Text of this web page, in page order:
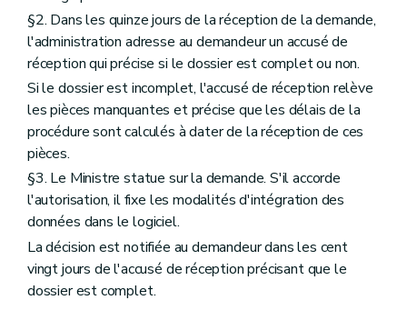
§2. Dans les quinze jours de la réception de la demande,
l'administration adresse au demandeur un accusé de
réception qui précise si le dossier est complet ou non.
Si le dossier est incomplet, l'accusé de réception relève
les pièces manquantes et précise que les délais de la
procédure sont calculés à dater de la réception de ces
pièces.
§3. Le Ministre statue sur la demande. S'il accorde
l'autorisation, il fixe les modalités d'intégration des
données dans le logiciel.
La décision est notifiée au demandeur dans les cent
vingt jours de l'accusé de réception précisant que le
dossier est complet.